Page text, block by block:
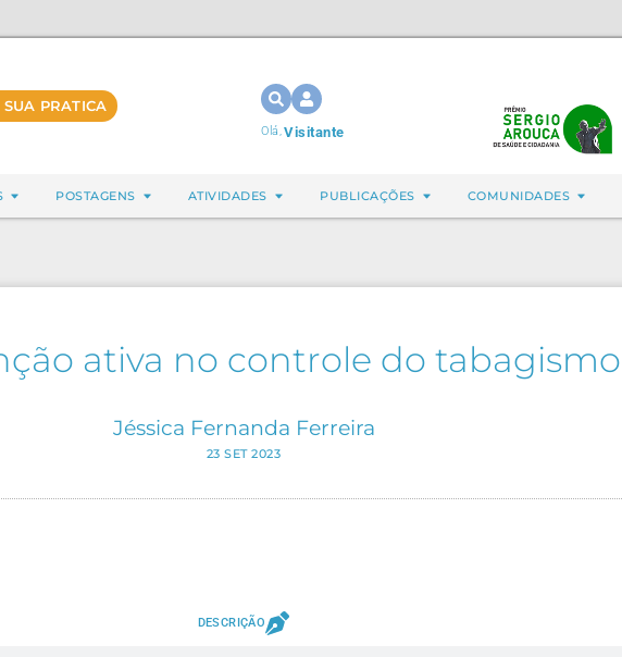
PRATICA
Olá,Visitante
POSTAGENS ATIVIDADES PUBLICAÇÕES COMUNIDADES
ativa no controle do tabagismo
Jéssica Fernanda Ferreira
23 SET 2023
DESCRIÇÃO